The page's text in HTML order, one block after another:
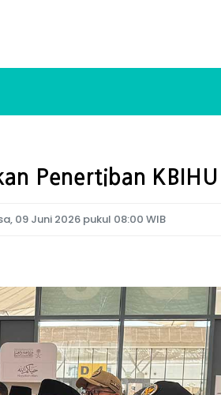
Penertiban KBIHU
09 Juni 2026 pukul 08:00 WIB